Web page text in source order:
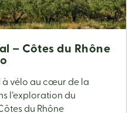
– Côtes du Rhône
à vélo au cœur de la
l’exploration du
du Rhône